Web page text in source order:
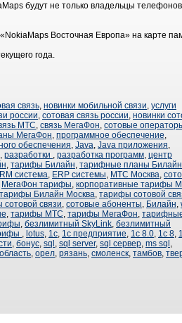
будут не только владельцы
Восточная Европа» на карте
года.
связь, новинки мобильной связи, услуги
россии, сотовая связь россии, новинки
МТС, связь МегаФон, сотовые
МегаФон, программное обеспечение,
обеспечения, Java, Java приложения,
, разработки , разработка программ, центр
, тарифы Билайн, тарифные планы Билайн
система, ERP системы, МТС Москва,
МегаФон тарифы, корпоративные тарифы
тарифы Билайн Москва, тарифы сотовой
сотовой связи, сотовые абоненты, Билайн,
, тарифы МТС, тарифы МегаФон,
, безлимитный SkyLink, безлимитный
, lotus, 1с, 1с предприятие, 1с 8.0, 1с 8,
, бонус, sql , sql server, sql сервер, ms sql ,
, орел, рязань, смоленск, тамбов,